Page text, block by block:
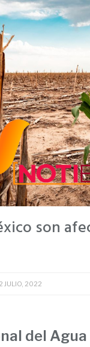
son
JULIO, 2022
del